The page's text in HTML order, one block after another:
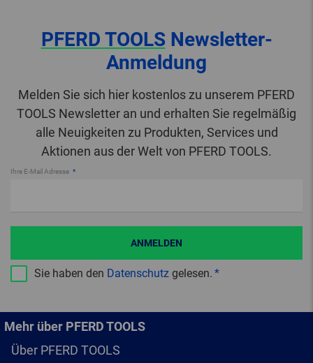
PFERD TOOLSNewsletter-
Anmeldung
Melden Sie sich hier kostenlos zu unserem PFERD
TOOLS Newsletter an und erhalten Sie regelmäßig
alle Neuigkeiten zu Produkten, Services und
Aktionen aus der Welt von PFERD TOOLS.
Ihre E-Mail Adresse
Sie haben den Datenschutz gelesen.
ANMELDEN
Mehr über PFERD TOOLS
Über PFERD TOOLS